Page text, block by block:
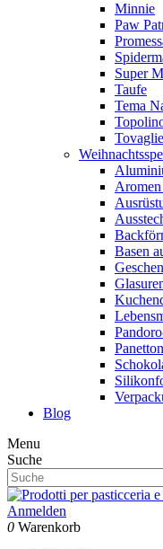
Minnie
Paw
Super
Taufe
Tema
Basen
Blog
Menu
Suche
Anmelden
0 Warenkorb